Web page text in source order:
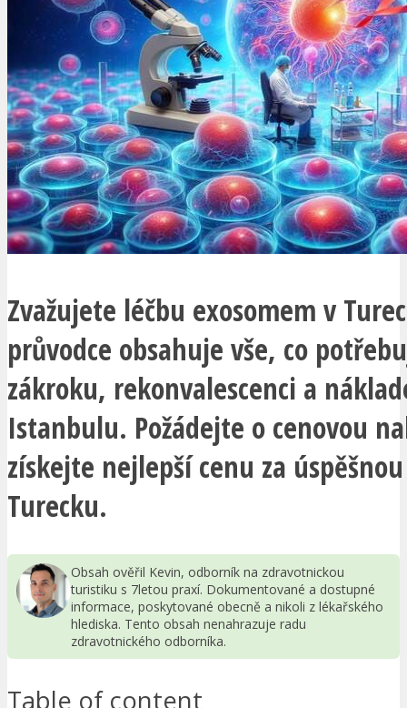
Zvažujete léčbu exosomem v
průvodce obsahuje vše, co
zákroku, rekonvalescenci a
Istanbulu. Požádejte o cenovou
získejte nejlepší cenu za
Turecku.
Obsah ověřil Kevin, odborník na zdravotnickou
turistiku s 7letou praxí. Dokumentované a dostupné
informace, poskytované obecně a nikoli z lékařského
hlediska. Tento obsah nenahrazuje radu
zdravotnického odborníka.
Table of content